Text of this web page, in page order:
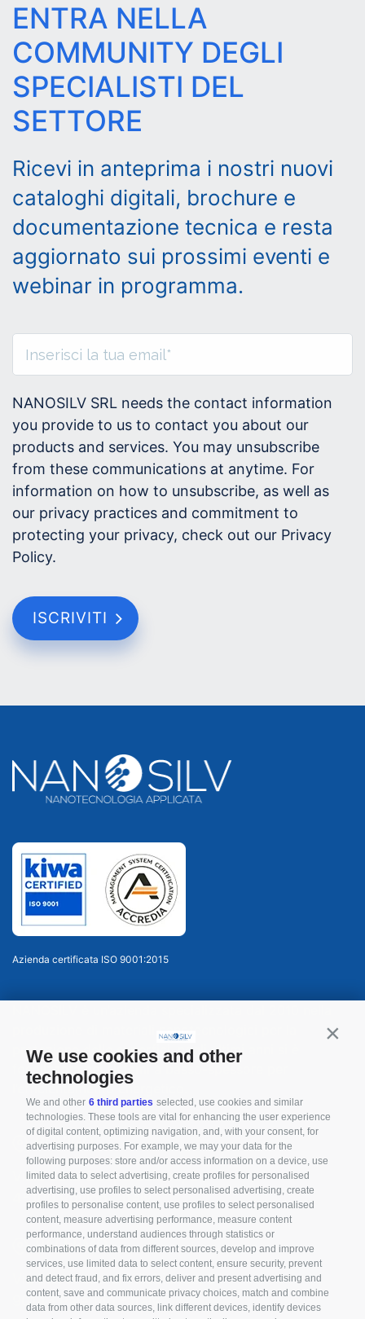
We use cookies and other
technologies
We and other 6 third parties selected, use cookies and similar
technologies. These tools are vital for enhancing the user experience
of digital content, optimizing navigation, and, with your consent, for
advertising purposes. For example, we may your data for the
following purposes: store and/or access information on a device, use
limited data to select advertising, create profiles for personalised
advertising, use profiles to select personalised advertising, create
profiles to personalise content, use profiles to select personalised
content, measure advertising performance, measure content
performance, understand audiences through statistics or
combinations of data from different sources, develop and improve
services, use limited data to select content, ensure security, prevent
and detect fraud, and fix errors, deliver and present advertising and
content, save and communicate privacy choices, match and combine
data from other data sources, link different devices, identify devices
ENTRA NELLA
COMMUNITY DEGLI
SPECIALISTI DEL
SETTORE
Ricevi in anteprima i nostri nuovi
cataloghi digitali, brochure e
documentazione tecnica e resta
aggiornato sui prossimi eventi e
webinar in programma.
NANOSILV SRL needs the contact information
you provide to us to contact you about our
products and services. You may unsubscribe
from these communications at anytime. For
information on how to unsubscribe, as well as
our privacy practices and commitment to
protecting your privacy, check out our Privacy
Policy.
Azienda certificata ISO 9001:2015
produzione di materiali nanotecnologici per la
protezione delle superfici, negli ultimi anni si è
focalizzata nei sistemi a basso-spessore per
l’efficientamento energetico.
ROVIGO
Viale della Cooperazione, 3
45100 Rovigo - Italy
PALERMO
Via Marchese di Villabianca, 3
90143 Palermo - Italy